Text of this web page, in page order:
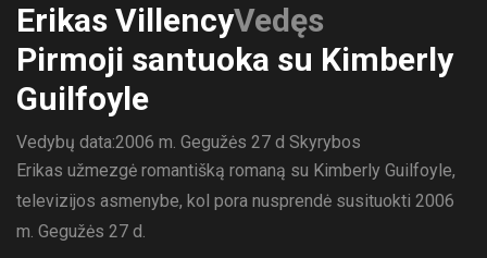
Erikas VillencyVedęs
Pirmoji santuoka su Kimberly
Guilfoyle
Vedybų data:2006 m. Gegužės 27 d Skyrybos
Erikas užmezgė romantišką romaną su Kimberly Guilfoyle,
televizijos asmenybe, kol pora nusprendė susituokti 2006
m. Gegužės 27 d.